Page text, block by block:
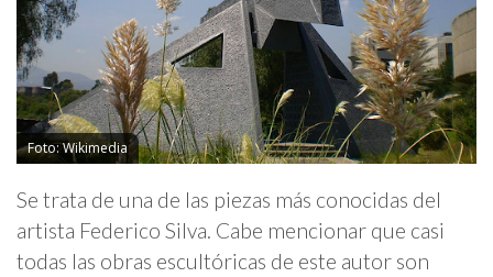
Foto: Wikimedia
Se trata de una de las piezas más conocidas del
artista Federico Silva. Cabe mencionar que casi
todas las obras escultóricas de este autor son